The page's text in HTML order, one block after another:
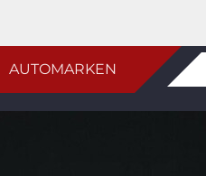
AUTOMARKEN